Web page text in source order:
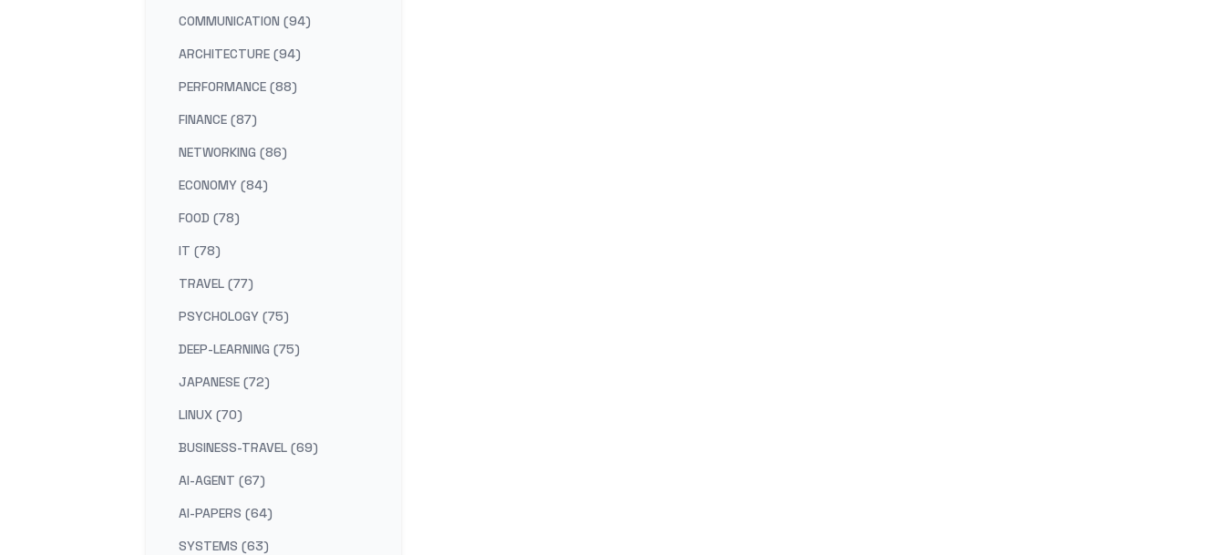
COMMUNICATION (94)
ARCHITECTURE (94)
PERFORMANCE (88)
FINANCE (87)
NETWORKING (86)
ECONOMY (84)
FOOD (78)
IT (78)
TRAVEL (77)
PSYCHOLOGY (75)
DEEP-LEARNING (75)
JAPANESE (72)
LINUX (70)
BUSINESS-TRAVEL (69)
AI-AGENT (67)
AI-PAPERS (64)
SYSTEMS (63)